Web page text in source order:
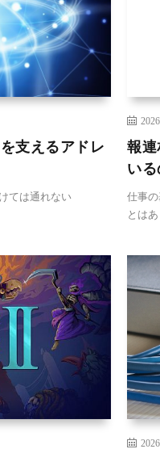
支えるアドレ
ては通れない
報
いる
仕事
とは